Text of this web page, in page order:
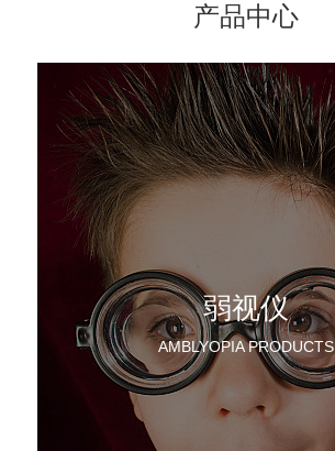
产品中心
弱视仪
AMBLYOPIA PRODUCTS